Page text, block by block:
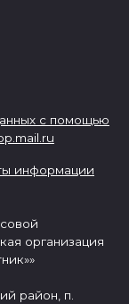
с помощью
информации
организация
район, п.